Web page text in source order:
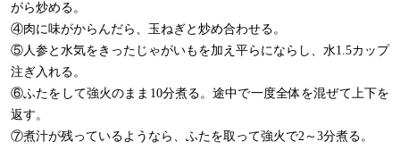
がら炒める。
④肉に味がからんだら、玉ねぎと炒め合わせる。
⑤人参と水気をきったじゃがいもを加え平らにならし、水1.5カップ
注ぎ入れる。
⑥ふたをして強火のまま10分煮る。途中で一度全体を混ぜて上下を
返す。
⑦煮汁が残っているようなら、ふたを取って強火で2～3分煮る。